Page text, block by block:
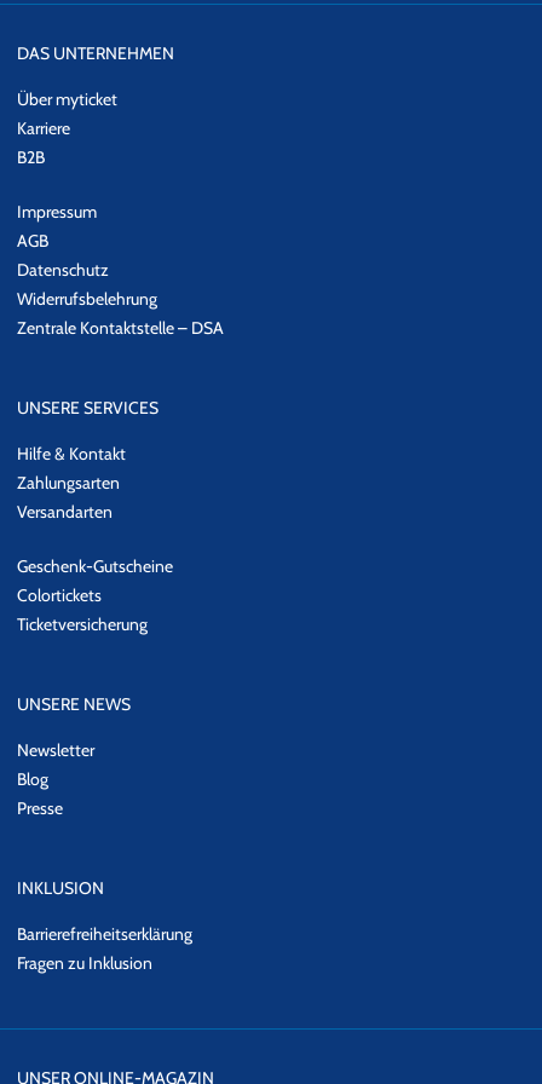
DAS UNTERNEHMEN
Über myticket
Karriere
B2B
Impressum
AGB
Datenschutz
Widerrufsbelehrung
Zentrale Kontaktstelle – DSA
UNSERE SERVICES
Hilfe & Kontakt
Zahlungsarten
Versandarten
Geschenk-Gutscheine
Colortickets
Ticketversicherung
UNSERE NEWS
Newsletter
Blog
Presse
INKLUSION
Barrierefreiheitserklärung
Fragen zu Inklusion
UNSER ONLINE-MAGAZIN